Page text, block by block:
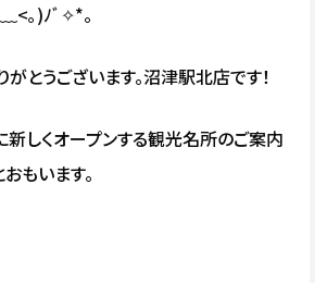
｡)ﾉﾞ✧*。
とうございます。沼津駅北店です！
新しくオープンする観光名所のご案内
もいます。